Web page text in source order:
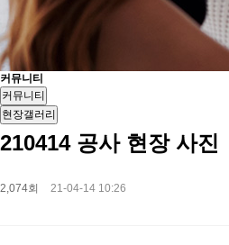
커뮤니티
커뮤니티
현장갤러리
210414 공사 현장 사진
2,074회 21-04-14 10:26